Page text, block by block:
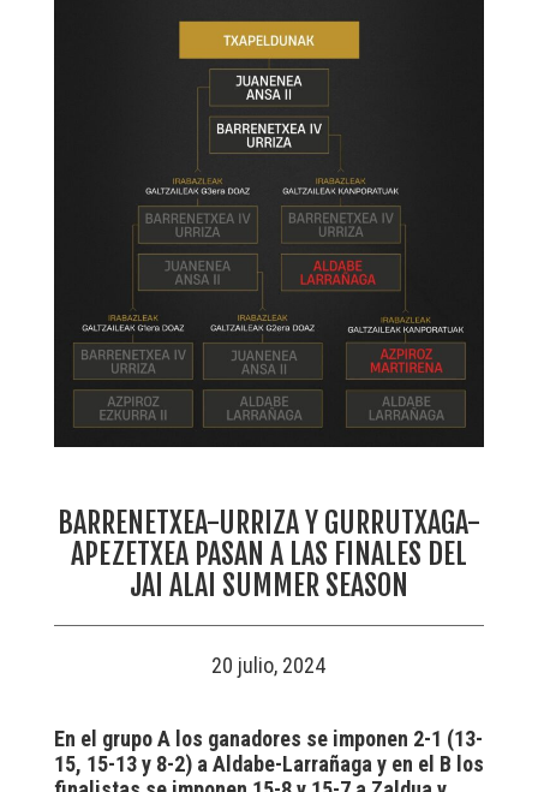
BARRENETXEA-URRIZA Y GURRUTXAGA-
APEZETXEA PASAN A LAS FINALES DEL
JAI ALAI SUMMER SEASON
20 julio, 2024
En el grupo A los ganadores se imponen 2-1 (13-
15, 15-13 y 8-2) a Aldabe-Larrañaga y en el B los